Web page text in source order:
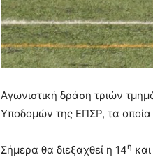
Αγωνιστική δράση τριών
Υποδομών της ΕΠΣΡ, τα
Σήμερα θα διεξαχθεί η 14η